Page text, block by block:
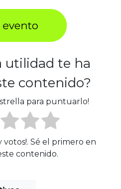
utilidad te ha
contenido?
para puntuarlo!
votos!. Sé el primero en
contenido.